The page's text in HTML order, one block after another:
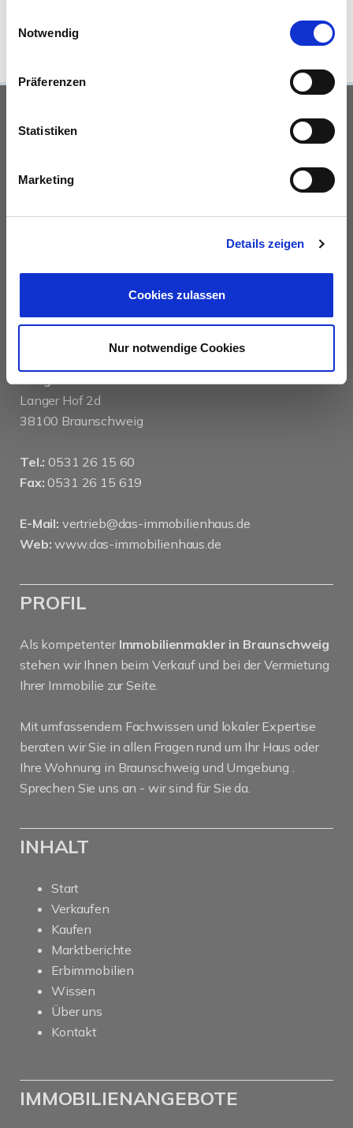
Notwendig
Präferenzen
Statistiken
Marketing
Details zeigen
Cookies zulassen
Nur notwendige Cookies
KONTAKT
das immobilienhaus oberenzer & stöcker gmbh &
co kg
Langer Hof 2d
38100 Braunschweig
Tel.: 0531 26 15 60
Fax: 0531 26 15 619
E-Mail: vertrieb@das-immobilienhaus.de
Web: www.das-immobilienhaus.de
PROFIL
Als kompetenter Immobilienmakler in Braunschweig
stehen wir Ihnen beim Verkauf und bei der Vermietung
Ihrer Immobilie zur Seite.
Mit umfassendem Fachwissen und lokaler Expertise
beraten wir Sie in allen Fragen rund um Ihr Haus oder
Ihre Wohnung in Braunschweig und Umgebung .
Sprechen Sie uns an - wir sind für Sie da.
INHALT
Start
Verkaufen
Kaufen
Marktberichte
Erbimmobilien
Wissen
Über uns
Kontakt
IMMOBILIENANGEBOTE